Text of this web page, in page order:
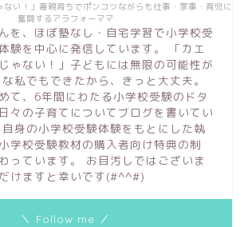
ない！」毒親育ちでポンコツながらも仕事・家事・育児に
奮闘するアラフォーママ
を、ほぼ塾なし・自宅学習で小学校受
験を中心に発信しています。 「カエ
ゃない！」子どもには無限の可能性が
私でもできたから、きっと大丈夫。
て、6年間にわたる小学校受験のドタ
々の子育てについてブログを書いてい
身の小学校受験体験をもとにした執
学校受験教材の購入者向け特典の制
っています。 お目汚しではございま
けますと幸いです(#^^#)
＼ Follow me ／